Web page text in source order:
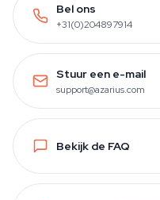
Bel ons
+31(0)204897914
Stuur een e-mail
support@azarius.com
Bekijk de FAQ